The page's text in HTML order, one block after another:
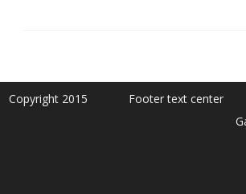
Copyright 2015 Footer text center